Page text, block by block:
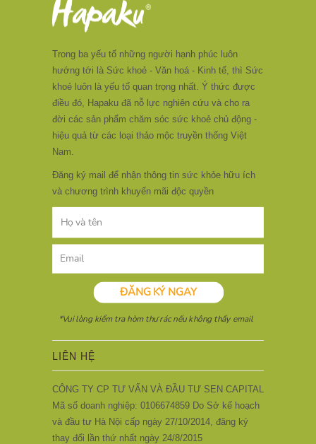
Trong ba yếu tố những người hạnh phúc luôn
hướng tới là Sức khoẻ - Văn hoá - Kinh tế, thì Sức
khoẻ luôn là yếu tố quan trọng nhất. Ý thức được
điều đó, Hapaku đã nỗ lực nghiên cứu và cho ra
đời các sản phẩm chăm sóc sức khoẻ chủ động -
hiệu quả từ các loại thảo mộc truyền thống Việt
Nam.
Đăng ký mail để nhận thông tin sức khỏe hữu ích
và chương trình khuyến mãi độc quyền
LIÊN HỆ
CÔNG TY CP TƯ VẤN VÀ ĐẦU TƯ SEN CAPITAL
Mã số doanh nghiệp: 0106674859 Do Sở kế hoạch
và đầu tư Hà Nội cấp ngày 27/10/2014, đăng ký
thay đổi lần thứ nhất ngày 24/8/2015